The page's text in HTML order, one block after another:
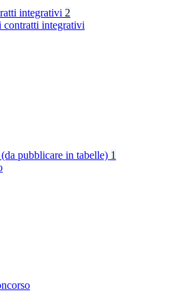
integrativi 2
contratti integrativi
pubblicare in tabelle) 1